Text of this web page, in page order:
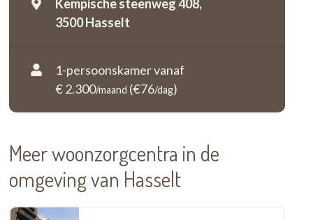
Kempische steenweg 408,
3500 Hasselt
1-persoonskamer vanaf
€ 2.300/maand (€76/dag)
Meer woonzorgcentra in de
omgeving van Hasselt